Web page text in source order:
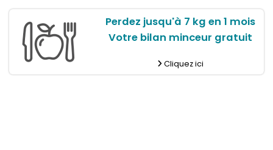
Perdez jusqu'à 7 kg en 1 mois
Votre bilan minceur gratuit
Cliquez ici